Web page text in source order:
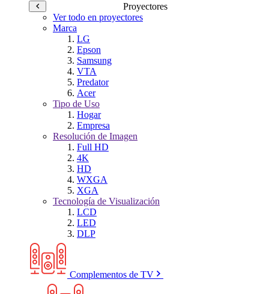
Proyectores
Ver todo en proyectores
Marca
LG
Epson
Samsung
VTA
Predator
Acer
Tipo de Uso
Hogar
Empresa
Resolución de Imagen
Full HD
4K
HD
WXGA
XGA
Tecnología de Visualización
LCD
LED
DLP
Complementos de TV